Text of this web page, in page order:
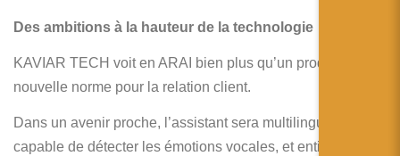
Des ambitions à la hauteur de la technologie
KAVIAR TECH voit en ARAI bien plus qu’un produit : une
nouvelle norme pour la relation client.
Dans un avenir proche, l’assistant sera multilingue,
capable de détecter les émotions vocales, et entièrement